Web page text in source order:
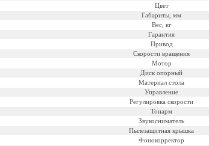
Цвет
Габариты, мм
Вес, кг
Гарантия
Привод
Скорости вращения
Мотор
Диск опорный
Материал стола
Управление
Регулировка скорости
Тонарм
Звукосниматель
Пылезащитная крышка
Фонокорректор